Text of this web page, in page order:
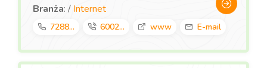
Branża: / Internet
7288... 6002... www E-mail